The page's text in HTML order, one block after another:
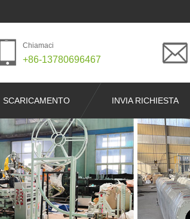
Chiamaci
+86-13780696467
SCARICAMENTO INVIA RICHIESTA